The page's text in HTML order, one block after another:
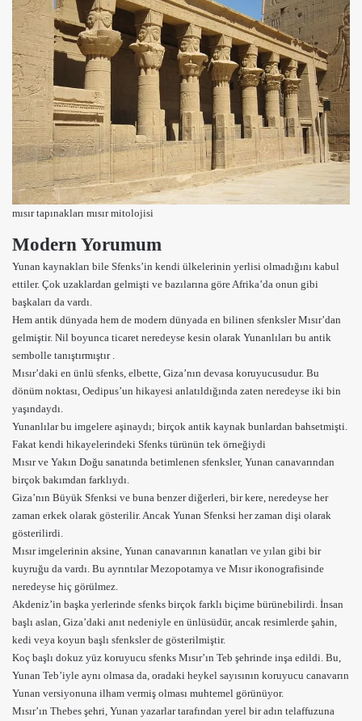
mısır tapınakları mısır mitolojisi
Modern Yorumum
Yunan kaynakları bile Sfenks’in kendi ülkelerinin yerlisi olmadığını kabul
ettiler. Çok uzaklardan gelmişti ve bazılarına göre Afrika’da onun gibi
başkaları da vardı.
Hem antik dünyada hem de modern dünyada en bilinen sfenksler Mısır’dan
gelmiştir. Nil boyunca ticaret neredeyse kesin olarak Yunanlıları bu antik
sembolle tanıştırmıştır .
Mısır’daki en ünlü sfenks, elbette, Giza’nın devasa koruyucusudur. Bu
dönüm noktası, Oedipus’un hikayesi anlatıldığında zaten neredeyse iki bin
yaşındaydı.
Yunanlılar bu imgelere aşinaydı; birçok antik kaynak bunlardan bahsetmişti.
Fakat kendi hikayelerindeki Sfenks türünün tek örneğiydi
Mısır ve Yakın Doğu sanatında betimlenen sfenksler, Yunan canavarından
birçok bakımdan farklıydı.
Giza’nın Büyük Sfenksi ve buna benzer diğerleri, bir kere, neredeyse her
zaman erkek olarak gösterilir. Ancak Yunan Sfenksi her zaman dişi olarak
gösterilirdi.
Mısır imgelerinin aksine, Yunan canavarının kanatları ve yılan gibi bir
kuyruğu da vardı. Bu ayrıntılarMezopotamya ve Mısır ikonografisinde
neredeyse hiç görülmez.
Akdeniz’in başka yerlerinde sfenks birçok farklı biçime bürünebilirdi. İnsan
başlı aslan, Giza’daki anıt nedeniyle en ünlüsüdür, ancak resimlerde şahin,
kedi veya koyun başlı sfenksler de gösterilmiştir.
Koç başlı dokuz yüz koruyucu sfenks Mısır’ın Teb şehrinde inşa edildi. Bu,
Yunan Teb’iyle aynı olmasa da, oradaki heykel sayısının koruyucu canavarın
Yunan versiyonuna ilham vermiş olması muhtemel görünüyor.
Mısır’ın Thebes şehri, Yunan yazarlar tarafından yerel bir adın telaffuzuna